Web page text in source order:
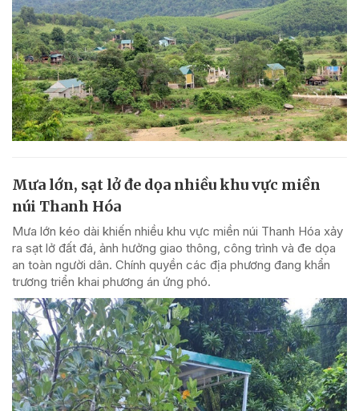
Mưa lớn, sạt lở đe dọa nhiều khu vực miền
núi Thanh Hóa
Mưa lớn kéo dài khiến nhiều khu vực miền núi Thanh Hóa xảy
ra sạt lở đất đá, ảnh hưởng giao thông, công trình và đe dọa
an toàn người dân. Chính quyền các địa phương đang khẩn
trương triển khai phương án ứng phó.